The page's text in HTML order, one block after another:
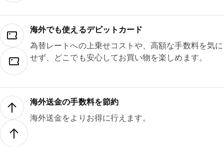
海外でも使えるデビットカード
為替レートへの上乗せコストや、高額な手数料を気に
せず、どこでも安心してお買い物を楽しめます。
海外送金の手数料を節約
海外送金をよりお得に行えます。